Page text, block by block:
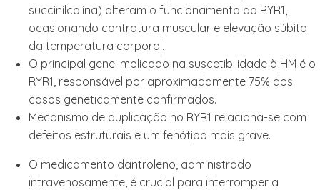
succinilcolina) alteram o funcionamento do RYR1,
ocasionando contratura muscular e elevação súbita
da temperatura corporal.
O principal gene implicado na suscetibilidade à HM é o
RYR1, responsável por aproximadamente 75% dos
casos geneticamente confirmados.
Mecanismo de duplicação no RYR1 relaciona-se com
defeitos estruturais e um fenótipo mais grave.
O medicamento dantroleno, administrado
intravenosamente, é crucial para interromper a